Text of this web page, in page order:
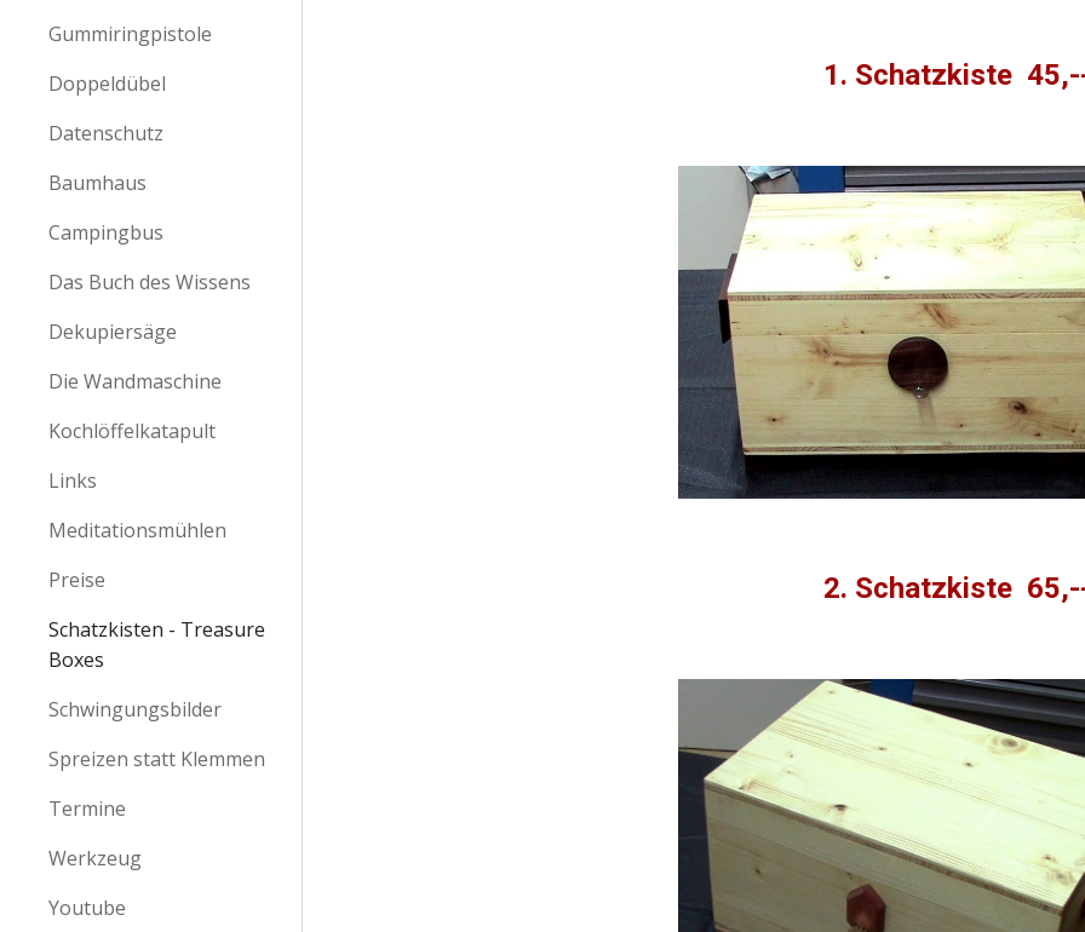
Gummiringpistole
Doppeldübel
Datenschutz
Baumhaus
Campingbus
Das Buch des Wissens
Dekupiersäge
Die Wandmaschine
Kochlöffelkatapult
Links
Meditationsmühlen
Preise
Schatzkisten - Treasure
Boxes
Schwingungsbilder
Spreizen statt Klemmen
Termine
Werkzeug
Youtube
1. Schatzkiste
2. Schatzkiste